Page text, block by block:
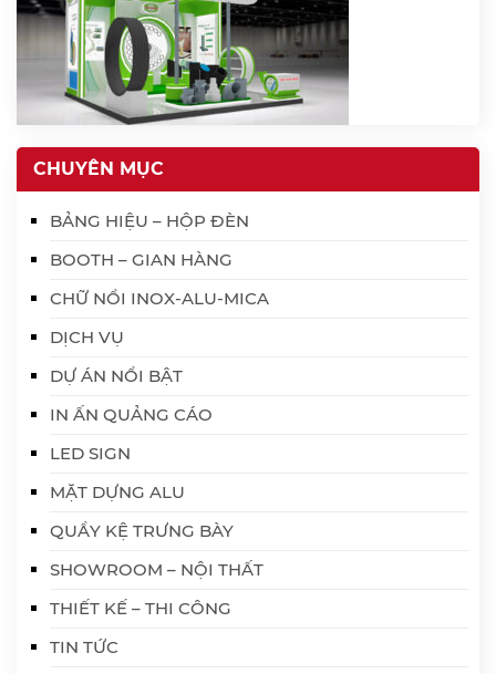
CHUYÊN MỤC
BẢNG HIỆU – HỘP ĐÈN
BOOTH – GIAN HÀNG
CHỮ NỔI INOX-ALU-MICA
DỊCH VỤ
DỰ ÁN NỔI BẬT
IN ẤN QUẢNG CÁO
LED SIGN
MẶT DỰNG ALU
QUẦY KỆ TRƯNG BÀY
SHOWROOM – NỘI THẤT
THIẾT KẾ – THI CÔNG
TIN TỨC